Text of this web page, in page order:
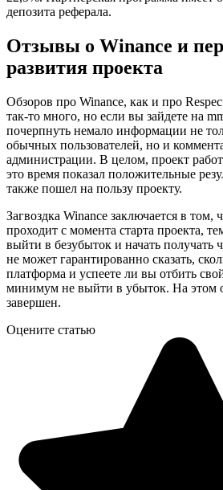
депозита реферала.
Отзывы о Winance и
развития проекта
Обзоров про Winance, как и про
так-то много, но если вы зайдете на
почерпнуть немало информации не
обычных пользователей, но и
администрации. В целом, проект
это время показал положительные
также пошел на пользу проекту.
Загвоздка Winance заключается в
проходит с момента старта проекта,
выйти в безубыток и начать
не может гарантированно сказать,
платформа и успеете ли вы отбить
минимум не выйти в убыток. На этом
завершен.
Оцените статью